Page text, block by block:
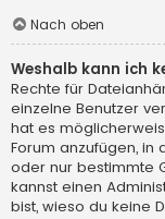
Nach oben
Weshalb kann ich
Rechte für
einzelne Benutzer
hat es
Forum anzufügen,
oder nur bestimmte
kannst einen
bist, wieso du keine